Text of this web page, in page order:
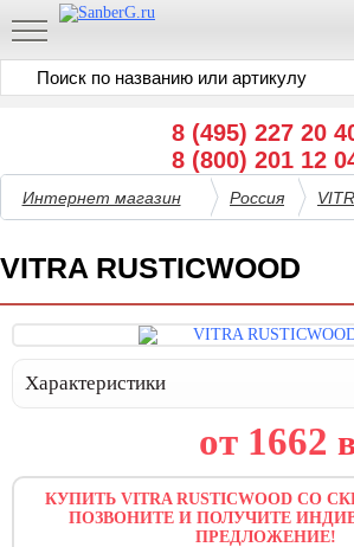
8 (495) 227 20
8 (800) 201 12
Интернет магазин Россия
VITRA RUSTICWOOD
Характеристики
от 1662
КУПИТЬ VITRA RUSTICWOOD СО
ПОЗВОНИТЕ И ПОЛУЧИТЕ
ПРЕДЛОЖЕНИЕ!